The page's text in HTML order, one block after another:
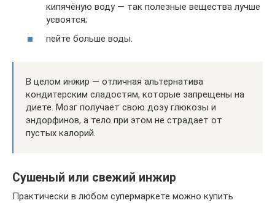
кипячёную воду — так полезные вещества лучше
усвоятся;
пейте больше воды.
В целом инжир — отличная альтернатива
кондитерским сладостям, которые запрещены на
диете. Мозг получает свою дозу глюкозы и
эндорфинов, а тело при этом не страдает от
пустых калорий.
Сушеный или свежий инжир
Практически в любом супермаркете можно купить